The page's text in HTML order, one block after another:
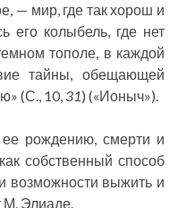
— мир, где так хорош и
его колыбель, где нет
тополе, в каждой
тайны, обещающей
(С., 10, 31) («Ионыч»).
рождению, смерти и
собственный способ
возможности выжить и
М. Элиаде.